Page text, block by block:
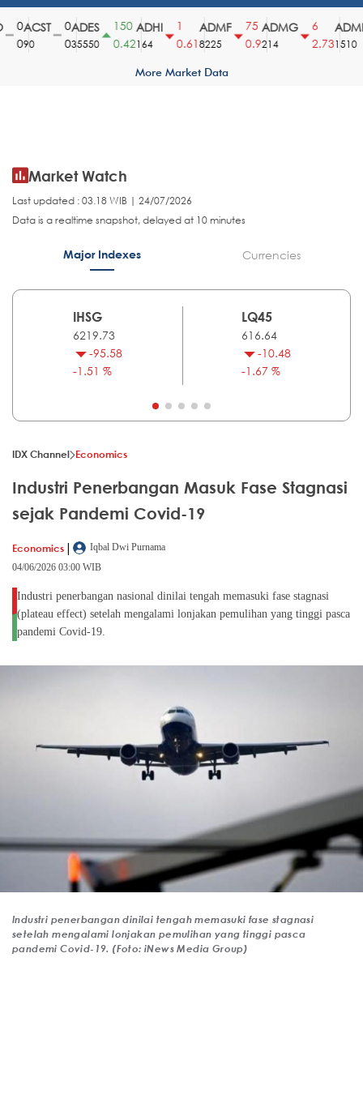
ACST
90
ADES
35550
150
0.42
ADHI
164
0.61
ADMF
8225
75
0.9
ADMG
214
2.73
ADMR
1510
More Market Data
Market Watch
Last updated : 03.18 WIB | 24/07/2026
Data is a realtime snapshot, delayed at 10 minutes
Major Indexes Currencies
IHSG
6219.73
-95.58
-1.51 %
LQ45
616.64
-10.48
-1.67 %
IDX Channel Economics
Industri Penerbangan Masuk Fase Stagnasi
sejak Pandemi Covid-19
Economics |
Iqbal Dwi Purnama
04/06/2026 03:00 WIB
Industri penerbangan nasional dinilai tengah memasuki fase stagnasi
(plateau effect) setelah mengalami lonjakan pemulihan yang tinggi pasca
pandemi Covid-19.
Industri penerbangan dinilai tengah memasuki fase stagnasi
setelah mengalami lonjakan pemulihan yang tinggi pasca
pandemi Covid-19. (Foto: iNews Media Group)